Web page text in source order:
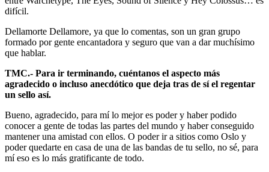
difícil.
Dellamorte Dellamore, ya que lo comentas, son un gran grupo
formado por gente encantadora y seguro que van a dar muchísimo
que hablar.
TMC.- Para ir terminando, cuéntanos el aspecto más
agradecido o incluso anecdótico que deja tras de sí el regentar
un sello así.
Bueno, agradecido, para mí lo mejor es poder y haber podido
conocer a gente de todas las partes del mundo y haber conseguido
mantener una amistad con ellos. O poder ir a sitios como Oslo y
poder quedarte en casa de una de las bandas de tu sello, no sé, para
mí eso es lo más gratificante de todo.